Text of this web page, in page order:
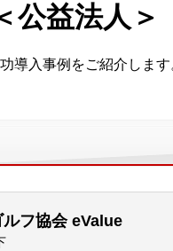
公益法人＞
導入事例をご紹介します
フ協会 eValue